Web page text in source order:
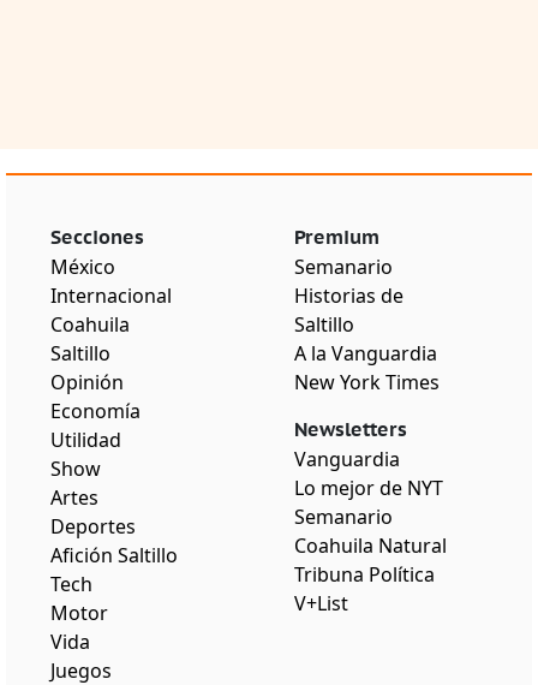
Secciones
México
Internacional
Coahuila
Saltillo
Opinión
Economía
Utilidad
Show
Artes
Deportes
Afición Saltillo
Tech
Motor
Vida
Juegos
Premium
Semanario
Historias de
Saltillo
A la Vanguardia
New York Times
Newsletters
Vanguardia
Lo mejor de NYT
Semanario
Coahuila Natural
Tribuna Política
V+List